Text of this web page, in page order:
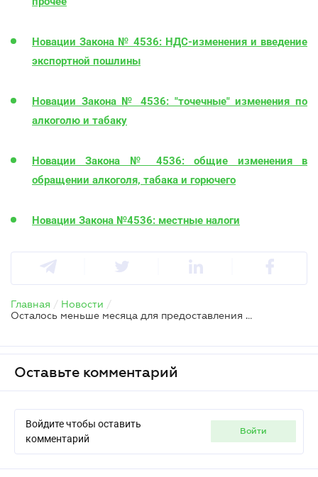
Новации Закона № 4536: НДС-изменения и введение
экспортной пошлины
Новации Закона № 4536: "точечные" изменения по
алкоголю и табаку
Новации Закона № 4536: общие изменения в
обращении алкоголя, табака и горючего
Новации Закона №4536: местные налоги
Главная / Новости /
Осталось меньше месяца для предоставления статистической отчетности за 2022-25 годы
Оставьте комментарий
Войдите чтобы оставить
комментарий
войти